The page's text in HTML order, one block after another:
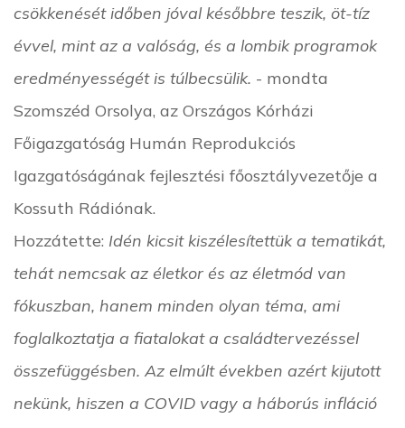
csökkenését időben jóval későbbre teszik, öt-tíz
évvel, mint az a valóság, és a lombik programok
eredményességét is túlbecsülik. - mondta
Szomszéd Orsolya, az Országos Kórházi
Főigazgatóság Humán Reprodukciós
Igazgatóságának fejlesztési főosztályvezetője a
Kossuth Rádiónak.
Hozzátette: Idén kicsit kiszélesítettük a tematikát,
tehát nemcsak az életkor és az életmód van
fókuszban, hanem minden olyan téma, ami
foglalkoztatja a fiatalokat a családtervezéssel
összefüggésben. Az elmúlt években azért kijutott
nekünk, hiszen a COVID vagy a háborús infláció